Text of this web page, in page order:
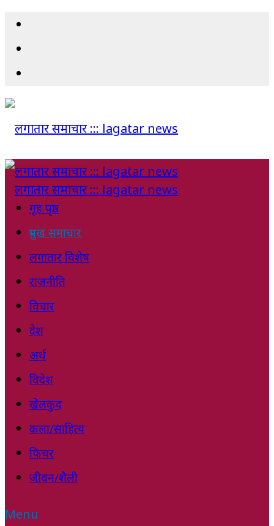
गृह पृष्ठ
प्रमुख समाचार
लगातार विशेष
राजनीति
विचार
देश
अर्थ
विदेश
खेलकुद
कला/साहित्य
फिचर
जीवन/शैली
Menu